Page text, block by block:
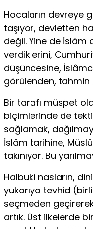
Hocaların devreye
taşıyor, devletten
değil. Yine de İslâm
verdiklerini,
düşüncesine,
görülenden, tahmin
Bir tarafı müspet
biçimlerinde de
sağlamak,
İslâm tarihine,
takınıyor. Bu
Halbuki nasların,
yukarıya tevhid
seçmeden
artık. Üst ilkelerde